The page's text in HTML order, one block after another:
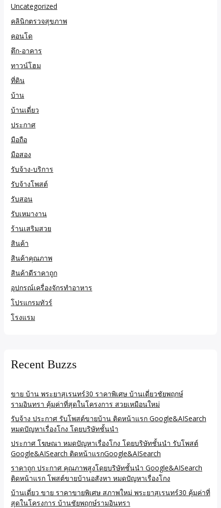
Uncategorized
คลินิกตรวจสุขภาพ
คอนโด
ตึก-อาคาร
ทาวน์โฮม
ที่ดิน
บ้าน
บ้านเดี่ยว
ประกาศ
มือถือ
มือสอง
รับจ้าง-บริการ
รับจ้างโพสต์
รับสอน
รับเหมางาน
ร้านเสริมสวย
สินค้า
สินค้าคุณภาพ
สินค้าดีราคาถูก
อุปกรณ์เครื่องจักรทำอาหาร
โปรแกรมทัวร์
โรงแรม
Recent Buzzs
ขาย บ้าน พระยาสุเรนทร์30 ราคาพิเศษ บ้านเดี่ยวชัยพฤกษ์
รามอินทรา คุ้มค่าที่สุดในโครงการ สวยเหมือนใหม่
รับจ้าง ประกาศ รับโพสต์ขายบ้าน ติดหน้าแรก Google&AISearch
หมดปัญหาเรื่องโกง โดยบริษัทชั้นนำ
ประกาศ โฆษณา หมดปัญหาเรื่องโกง โดยบริษัทชั้นนำ รับโพสต์
Google&AISearch ติดหน้าแรกGoogle&AISearch
ราคาถูก ประกาศ คุณภาพสูงโดยบริษัทชั้นนำ Google&AISearch
ติดหน้าแรก โพสต์ขายบ้านอสังหา หมดปัญหาเรื่องโกง
บ้านเดี่ยว ขาย ราคาขายพิเศษ สภาพใหม่ พระยาสุเรนทร์30 คุ้มค่าที่
สุดในโครงการ บ้านชัยพฤกษ์รามอินทรา